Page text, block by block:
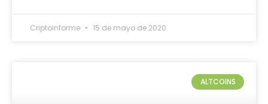
Criptoinforme 15 de mayo de 2020
ALTCOINS